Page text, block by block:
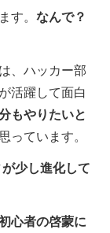
す。 なんで？
、ハッカー部
活躍して面白
もやりたいと
っています。
少し進化して
心者の啓蒙に